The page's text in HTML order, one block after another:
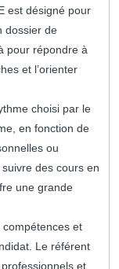
est désigné pour
dossier de
pour répondre à
et l’orienter
choisi par le
en fonction de
ou
des cours en
une grande
compétences et
Le référent
et